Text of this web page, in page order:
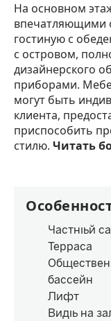
На основном
впечатляющими
гостиную с
с островом,
дизайнерского
приборами.
могут быть
клиента,
приспособить
стилю. Читать
Частный
Терраса
бассейн
Лифт
Виды на